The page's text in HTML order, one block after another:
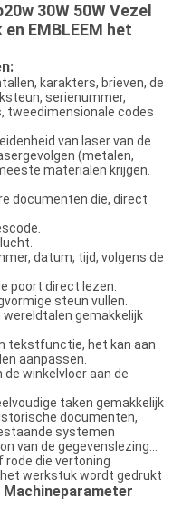
30W 50W Vezel
en EMBLEEM het
karakters, brieven, de
serienummer,
tweedimensionale codes
van laser van de
(metalen,
materialen krijgen.
documenten die, direct
datum, tijd, volgens de
poort direct lezen.
steun vullen.
wereldtalen gemakkelijk
tekstfunctie, het kan aan
aanpassen.
winkelvloer aan de
taken gemakkelijk
documenten,
systemen
van de gegevenslezing…
rode die vertoning
werkstuk wordt gedrukt
Machineparameter